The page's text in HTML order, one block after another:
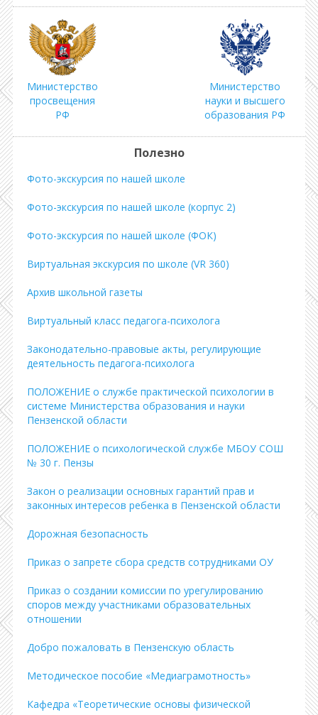
Министерство
просвещения
РФ
Министерство
науки и высшего
образования РФ
Полезно
Фото-экскурсия по нашей школе
Фото-экскурсия по нашей школе (корпус 2)
Фото-экскурсия по нашей школе (ФОК)
Виртуальная экскурсия по школе (VR 360)
Архив школьной газеты
Виртуальный класс педагога-психолога
Законодательно-правовые акты, регулирующие
деятельность педагога-психолога
ПОЛОЖЕНИЕ о службе практической психологии в
системе Министерства образования и науки
Пензенской области
ПОЛОЖЕНИЕ о психологической службе МБОУ СОШ
№ 30 г. Пензы
Закон о реализации основных гарантий прав и
законных интересов ребенка в Пензенской области
Дорожная безопасность
Приказ о запрете сбора средств сотрудниками ОУ
Приказ о создании комиссии по урегулированию
споров между участниками образовательных
отношении
Добро пожаловать в Пензенскую область
Методическое пособие «Медиаграмотность»
Кафедра «Теоретические основы физической